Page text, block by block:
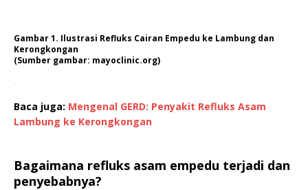
Gambar 1. Ilustrasi Refluks Cairan Empedu ke Lambung dan
Kerongkongan
(Sumber gambar: mayoclinic.org)
Baca juga: Mengenal GERD: Penyakit Refluks Asam
Lambung ke Kerongkongan
Bagaimana refluks asam empedu terjadi dan
penyebabnya?